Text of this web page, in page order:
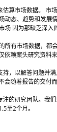
算市场数据。 市
动态、趋势和发展
场 因为那缺乏深入
所有市场数据，都
依赖案头研究资料来
，以解答问题并
会随着报告的交付而
的研究团队。我
至2个月。